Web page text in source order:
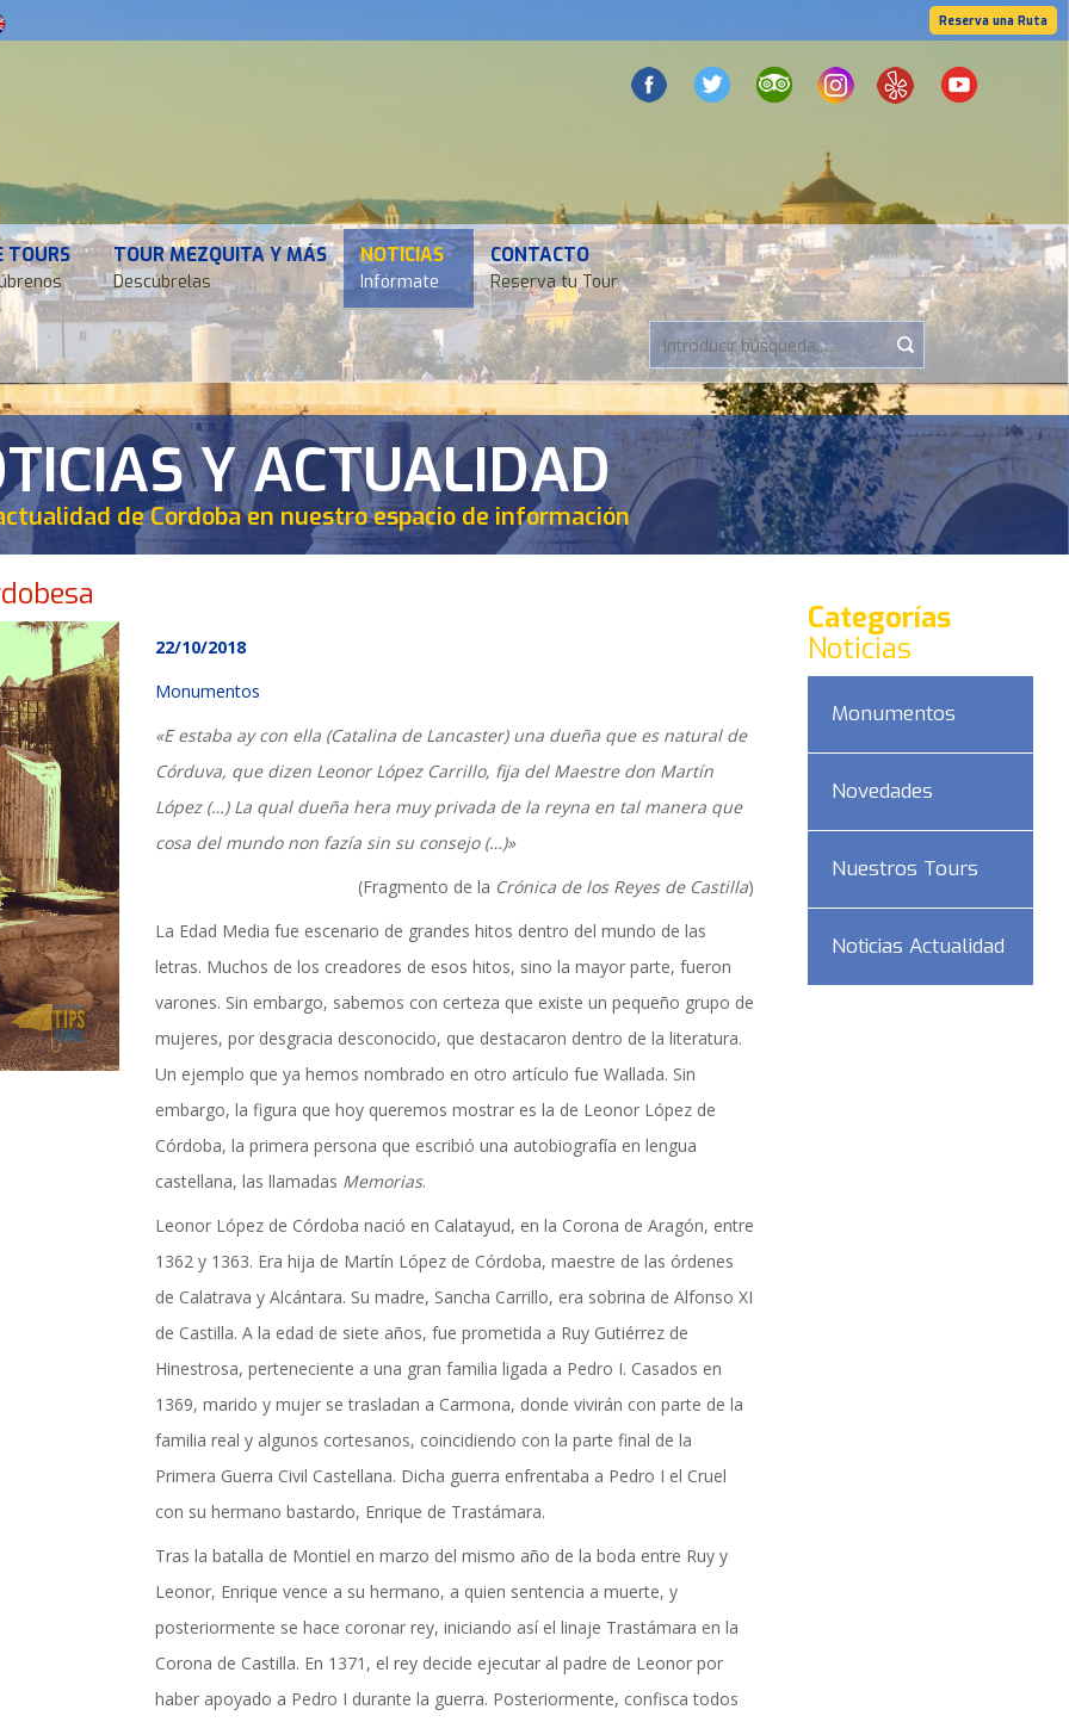
Reserva una Ruta
TOURS TOUR MEZQUITA Y MÁS
Descúbrelas
NOTICIAS
Infórmate
CONTACTO
Reserva tu Tour
Y ACTUALIDAD
de Cordoba en nuestro espacio de información
Y ACTUALIDAD
de Cordoba en nuestro espacio de información
Y ACTUALIDAD
actualidad de Cordoba en nuestro espacio de información
22/10/2018
Monumentos
«E estaba ay con ella (Catalina de Lancaster) una dueña que es natural de
Córduva, que dizen Leonor López Carrillo, fija del Maestre don Martín
López (…) La qual dueña hera muy privada de la reyna en tal manera que
cosa del mundo non fazía sin su consejo (…)»
(Fragmento de la Crónica de los Reyes de Castilla)
La Edad Media fue escenario de grandes hitos dentro del mundo de las
letras. Muchos de los creadores de esos hitos, sino la mayor parte, fueron
varones. Sin embargo, sabemos con certeza que existe un pequeño grupo de
mujeres, por desgracia desconocido, que destacaron dentro de la literatura.
Un ejemplo que ya hemos nombrado en otro artículo fue Wallada. Sin
embargo, la figura que hoy queremos mostrar es la de Leonor López de
Córdoba, la primera persona que escribió una autobiografía en lengua
castellana, las llamadas Memorias.
Leonor López de Córdoba nació en Calatayud, en la Corona de Aragón, entre
1362 y 1363. Era hija de Martín López de Córdoba, maestre de las órdenes
de Calatrava y Alcántara. Su madre, Sancha Carrillo, era sobrina de Alfonso XI
de Castilla. A la edad de siete años, fue prometida a Ruy Gutiérrez de
Hinestrosa, perteneciente a una gran familia ligada a Pedro I. Casados en
1369, marido y mujer se trasladan a Carmona, donde vivirán con parte de la
familia real y algunos cortesanos, coincidiendo con la parte final de la
Primera Guerra Civil Castellana. Dicha guerra enfrentaba a Pedro I el Cruel
con su hermano bastardo, Enrique de Trastámara.
Tras la batalla de Montiel en marzo del mismo año de la boda entre Ruy y
Leonor, Enrique vence a su hermano, a quien sentencia a muerte, y
posteriormente se hace coronar rey, iniciando así el linaje Trastámara en la
Corona de Castilla. En 1371, el rey decide ejecutar al padre de Leonor por
haber apoyado a Pedro I durante la guerra. Posteriormente, confisca todos
Categorías
Noticias
Monumentos
Novedades
Nuestros Tours
Noticias Actualidad